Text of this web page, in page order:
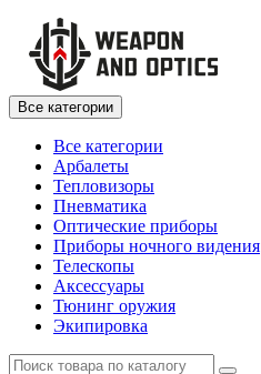
Все категории
Все категории
Арбалеты
Тепловизоры
Пневматика
Оптические приборы
Приборы ночного видения
Телескопы
Аксессуары
Тюнинг оружия
Экипировка